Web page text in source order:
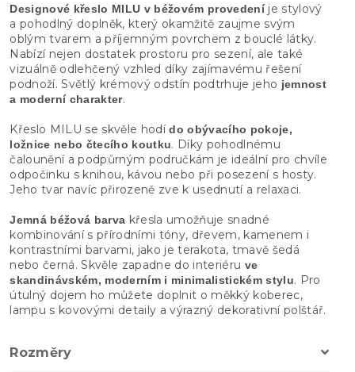
Designové křeslo MILU v béžovém provedeníje stylový
a pohodlný doplněk, který okamžitě zaujme svým
oblým tvarem a příjemným povrchem z bouclé látky.
Nabízí nejen dostatek prostoru pro sezení, ale také
vizuálně odlehčený vzhled díky zajímavému řešení
podnoží. Světlý krémový odstín podtrhuje jeho jemnost
a moderní charakter.
Křeslo MILU se skvěle hodído obývacího pokoje,
ložnice nebo čtecího koutku. Díky pohodlnému
čalounění a podpůrným područkám je ideální pro chvíle
odpočinku s knihou, kávou nebo při posezení s hosty.
Jeho tvar navíc přirozeně zve k usednutí a relaxaci.
Jemná béžová barva křesla umožňuje snadné
kombinování s přírodními tóny, dřevem, kamenem i
kontrastními barvami, jako je terakota, tmavě šedá
nebo černá. Skvěle zapadne do interiéru ve
skandinávském, moderním i minimalistickém stylu. Pro
útulný dojem ho můžete doplnit o měkký koberec,
lampu s kovovými detaily a výrazný dekorativní polštář.
Rozměry